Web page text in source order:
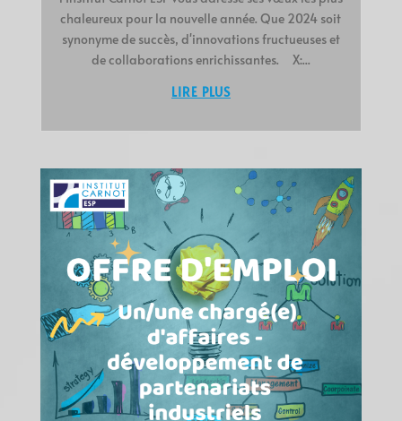
chaleureux pour la nouvelle année. Que 2024 soit
synonyme de succès, d'innovations fructueuses et
de collaborations enrichissantes. X:...
LIRE PLUS